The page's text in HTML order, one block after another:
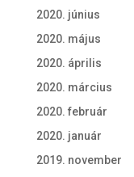
2020. június
2020. május
2020. április
2020. március
2020. február
2020. január
2019. november